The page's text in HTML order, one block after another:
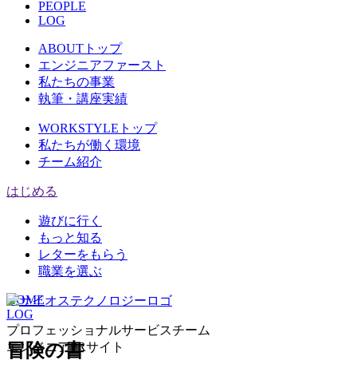
PEOPLE
LOG
ABOUTトップ
エンジニアファースト
私たちの事業
執筆・講座実績
WORKSTYLEトップ
私たちが働く環境
チーム紹介
はじめる
遊びに行く
もっと知る
レターをもらう
職業を選ぶ
プロフェッショナルサービスチーム
エンジニアPRサイト
HOME
LOG
冒険の書